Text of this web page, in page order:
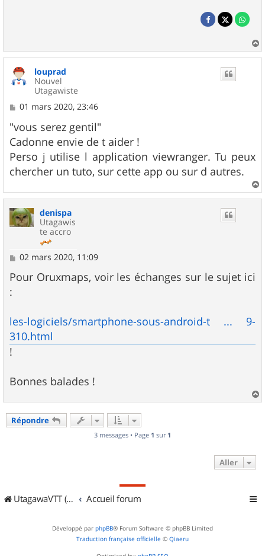
a
louprad
Nouvel
Utagawiste
M
s
s
a
g
e
01 mars 2020, 23:46
"vous serez gentil"
Cadonne envie de t aider !
Perso j utilise l application viewranger. Tu peux
chercher un tuto, sur cette app ou sur d autres.
a
denispa
Utagawis
te accro
M
s
s
02 mars 2020, 11:09
Pour Oruxmaps, voir les échanges sur le sujet ici
:
les-logiciels/smartphone-sous-android-t ... 9-
310.html
!
Bonnes balades !
a
Répondre
3 messages • Page 1 sur 1
Aller
UtagawaVTT (Randos VTT et VTTAE avec traces GPS) Accueil forum
Développé par phpBB® Forum Software © phpBB Limited
Traduction française officielle © Qiaeru